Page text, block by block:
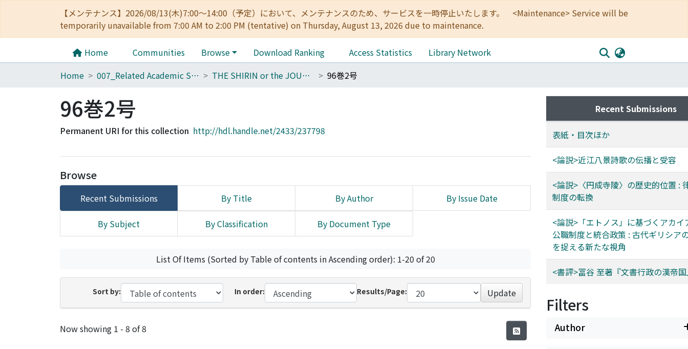
【メンテナンス】2026/08/13(木)7:00～14:00（予定）において、メンテナンスのため、サービスを一時停止いたします。 <Maintenance> Service will be
temporarily unavailable from 7:00 AM to 2:00 PM (tentative) on Thursday, August 13, 2026 due to maintenance.
Home Communities Browse Download Ranking Access Statistics
Library Network
Home
007_Related Academic Societies THE SHIRIN or the JOURNAL OF HISTORY 96巻2号
96巻2号
Permanent URI for this collection http://hdl.handle.net/2433/237798
Browse
Recent Submissions By Title By Author By Issue Date
By Subject By Classification By Document Type
List Of Items (Sorted by Table of contents in Ascending order): 1-20 of 20
Sort by: In order: Results/Page: Update
Recent Submissions
Now showing 1 - 8 of 8
Recent Submissions
表紙・目次ほか
<論説>近江八景詩歌の伝播と受容
<論説>〈円成寺陵〉の歴史的位置 :
制度の転換
<論説>「エトノス」に基づくアカイ
公職制度と統合政策 : 古代ギリシア
を捉える新たな視角
<書評>冨谷 至著『文書行政の漢帝
Filters
Author